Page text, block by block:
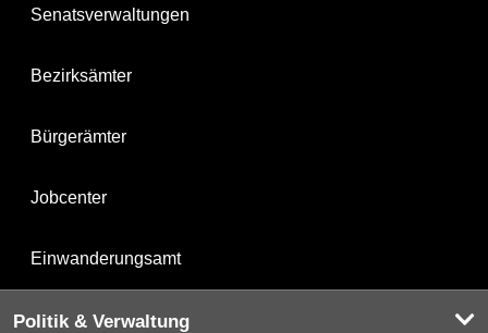
Senatsverwaltungen
Bezirksämter
Bürgerämter
Jobcenter
Einwanderungsamt
Politik & Verwaltung